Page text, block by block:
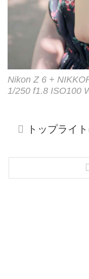
Nikon Z 6 +
1/250 f1.8 ISO100
トップライ